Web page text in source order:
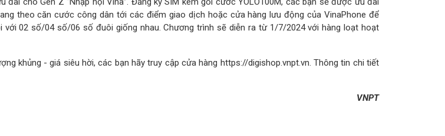
theo căn cước công dân tới các điểm giao dịch hoặc cửa hàng lưu động của VinaPhone để
02 số/04 số/06 số đuôi giống nhau. Chương trình sẽ diễn ra từ 1/7/2024 với hàng loạt hoạt
khủng - giá siêu hời, các bạn hãy truy cập cửa hàng https://digishop.vnpt.vn. Thông tin chi tiết
VNPT